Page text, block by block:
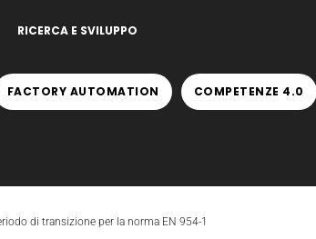
RICERCA E SVILUPPO
FACTORY AUTOMATION COMPETENZE 4.0
di transizione per la norma EN 954-1